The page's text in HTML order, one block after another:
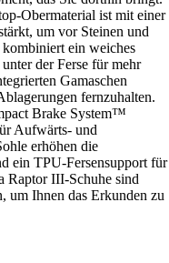
Obermaterial ist mit einer
um vor Steinen und
ein weiches
der Ferse für mehr
Gamaschen
fernzuhalten.
Brake System™
Aufwärts- und
erhöhen die
ein TPU-Fersensupport für
Raptor III-Schuhe sind
um Ihnen das Erkunden zu